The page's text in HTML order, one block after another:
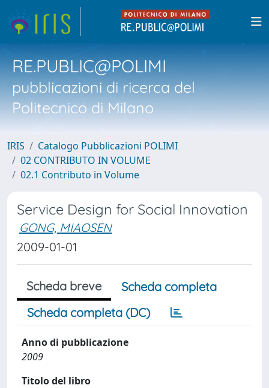
RE.PUBLIC@POLIMI
pubblicazioni di ricerca del
Politecnico di Milano
IRIS
Catalogo Pubblicazioni POLIMI
02 CONTRIBUTO IN VOLUME
02.1 Contributo in Volume
Service Design for Social Innovation
GONG, MIAOSEN
2009-01-01
Scheda breve
Scheda completa
Scheda completa (DC)
Anno di pubblicazione
2009
Titolo del libro